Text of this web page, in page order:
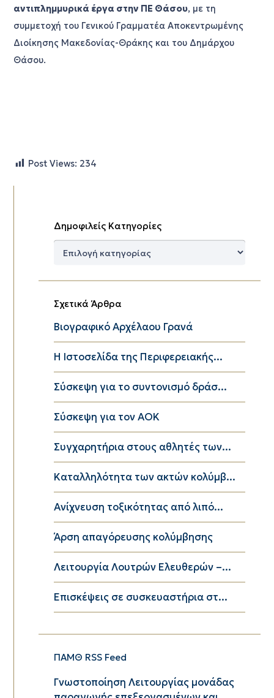
αντιπλημμυρικά έργα στην ΠΕ Θάσου, με τη
συμμετοχή του Γενικού Γραμματέα Αποκεντρωμένης
Διοίκησης Μακεδονίας-Θράκης και του Δημάρχου
Θάσου.
Post Views: 234
Δημοφιλείς Κατηγορίες
Δημοφιλείς
Σχετικά Άρθρα
Βιογραφικό Αρχέλαου Γρανά
Η Ιστοσελίδα της Περιφερειακής...
Σύσκεψη για το συντονισμό δράσ...
Σύσκεψη για τον ΑΟΚ
Συγχαρητήρια στους αθλητές των...
Καταλληλότητα των ακτών κολύμβ...
Ανίχνευση τοξικότητας από λιπό...
Άρση απαγόρευσης κολύμβησης
Λειτουργία Λουτρών Ελευθερών –...
Επισκέψεις σε συσκευαστήρια στ...
ΠΑΜΘ RSS Feed
Γνωστοποίηση Λειτουργίας μονάδας